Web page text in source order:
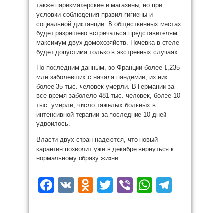
также парикмахерские и магазины, но при
условии соблюдения правил гигиены и
социальной дистанции. В общественных местах
будет разрешено встречаться представителям
максимум двух домохозяйств. Ночевка в отеле
будет допустима только в экстренных случаях
По последним данным, во Франции более 1,235
млн заболевших с начала пандемии, из них
более 35 тыс. человек умерли. В Германии за
все время заболело 481 тыс. человек, более 10
тыс. умерли, число тяжелых больных в
интенсивной терапии за последние 10 дней
удвоилось.
Власти двух стран надеются, что новый
карантин позволит уже в декабре вернуться к
нормальному образу жизни.
Facebook
VK Odnoklassniki
Twitter
Viber